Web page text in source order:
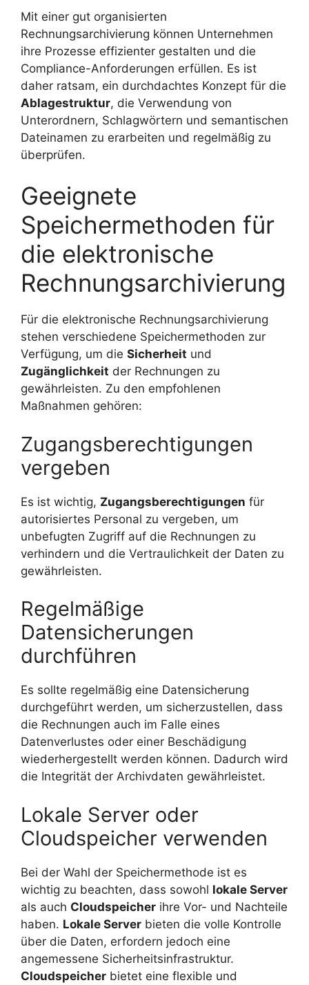
Mit einer gut organisierten
Rechnungsarchivierung können Unternehmen
ihre Prozesse effizienter gestalten und die
Compliance-Anforderungen erfüllen. Es ist
daher ratsam, ein durchdachtes Konzept für die
Ablagestruktur, die Verwendung von
Unterordnern, Schlagwörtern und semantischen
Dateinamen zu erarbeiten und regelmäßig zu
überprüfen.
Geeignete
Speichermethoden für
die elektronische
Rechnungsarchivierung
Für die elektronische Rechnungsarchivierung
stehen verschiedene Speichermethoden zur
Verfügung, um die Sicherheit und
Zugänglichkeit der Rechnungen zu
gewährleisten. Zu den empfohlenen
Maßnahmen gehören:
Zugangsberechtigungen
vergeben
Es ist wichtig, Zugangsberechtigungen für
autorisiertes Personal zu vergeben, um
unbefugten Zugriff auf die Rechnungen zu
verhindern und die Vertraulichkeit der Daten zu
gewährleisten.
Regelmäßige
Datensicherungen
durchführen
Es sollte regelmäßig eine Datensicherung
durchgeführt werden, um sicherzustellen, dass
die Rechnungen auch im Falle eines
Datenverlustes oder einer Beschädigung
wiederhergestellt werden können. Dadurch wird
die Integrität der Archivdaten gewährleistet.
Lokale Server oder
Cloudspeicher verwenden
Bei der Wahl der Speichermethode ist es
wichtig zu beachten, dass sowohl lokale Server
als auch Cloudspeicher ihre Vor- und Nachteile
haben. Lokale Server bieten die volle Kontrolle
über die Daten, erfordern jedoch eine
angemessene Sicherheitsinfrastruktur.
Cloudspeicher bietet eine flexible und